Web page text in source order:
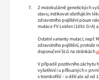
Z molekulárně genetických
stavu, indikovat ošetřujícím
zdravotního pojištění pouze
mutace FV Leiden (1691 G>A) a
Ostatní varianty mutací, např.
zdravotního pojištění, protože
doporučení SLG na stránkách
V případě pozitivního záchytu
vyšetření i u příbuzných v
s trombofilií – u dětí ale až od